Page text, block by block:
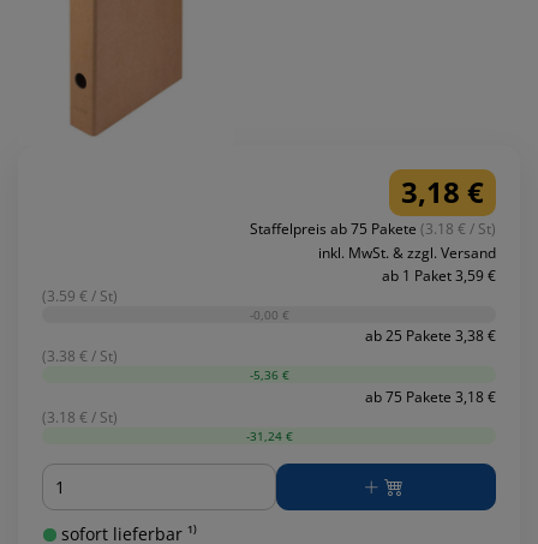
3,18 €
Staffelpreis ab 75 Pakete (3.18 € / St)
inkl. MwSt. & zzgl. Versand
ab 1 Paket 3,59 €
(3.59 € / St)
-0,00 €
ab 25 Pakete 3,38 €
(3.38 € / St)
-5,36 €
ab 75 Pakete 3,18 €
(3.18 € / St)
-31,24 €
Menge
sofort lieferbar ¹⁾